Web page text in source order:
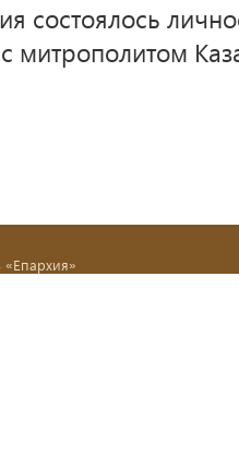
состоялось
митрополитом
«Епархия»